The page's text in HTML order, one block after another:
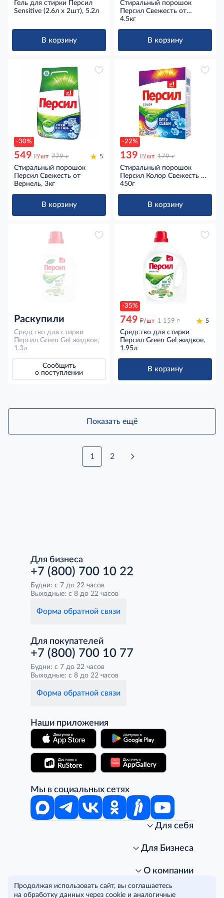
Гель для стирки Персил
Sensitive (2.6л x 2шт), 5.2л
В корзину
Стиральный порошок
Персил Свежесть от
Вернель для белого белья
4.5кг
В корзину
-30%
549 д/шт 779 д 5
Стиральный порошок
Персил Свежесть от
Вернель, 3кг
В корзину
-22%
139 д/шт 179 д
Стиральный порошок
Персил Колор Свежесть от
Вернель для цветного
450г
В корзину
Раскупили
Средство для стирки
Персил Green Gel жидкое,
1.3л
Сообщить
о поступлении
-35%
749 д/шт 1 159 д 5
Средство для стирки
Персил Green Gel жидкое,
1.95л
В корзину
Показать ещё
1 2
Для бизнеса
+7 (800) 700 10 22
Будни: с 7 до 22 часов
Выходные: с 8 до 22 часов
Форма обратной связи
Для покупателей
+7 (800) 700 10 77
Будни: с 7 до 22 часов
Выходные: с 8 до 22 часов
Форма обратной связи
Наши приложения
Мы в социальных сетях
Для себя
Стань клиентом METRO
Подарочные карты. Активация и баланс
Для Бизнеса
Получить карту для бизнеса
Для магазинов
О компании
Карьера
Условия и соглашения
Продолжая использовать сайт, вы соглашаетесь
на обработку данных через cookie и аналогичные